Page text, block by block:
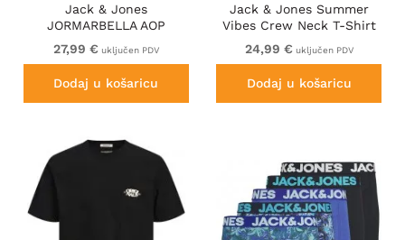
Jack & Jones
JORMARBELLA AOP
BRANDING T-Shirt Bright
White
27,99 € uključen PDV
Dodaj u košaricu
Jack & Jones Summer
Vibes Crew Neck T-Shirt
Moonbeam
24,99 € uključen PDV
Dodaj u košaricu